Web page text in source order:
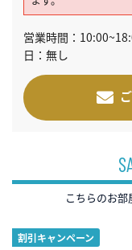
営業時間：
日：無し
こちらのお
割引キャンペーン